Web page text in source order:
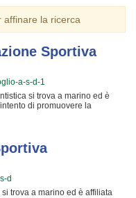
affinare la ricerca
Sportiva
a-s-d-1
si trova a marino ed è
di promuovere la
per bambini, ragazzi e
delle capacità motorie e
quelle qualità personali che si
difficili. Proprio per questo
zona e sono in grado di
Associazione Sportiva
i sacrifici e la continua
i propri limiti personali
si viene immediatamente
d
trova a marino ed è affiliata